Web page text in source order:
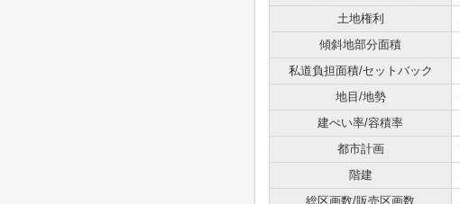
土地権利
傾斜地部分面積
私道負担面積/セットバック
地目/地勢
建ぺい率/容積率
都市計画
階建
総区画数/販売区画数